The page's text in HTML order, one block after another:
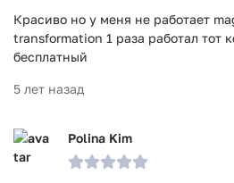
Красиво но у меня не работает
transformation 1 раза работал тот
бесплатный
5 лет назад
Polina Kim